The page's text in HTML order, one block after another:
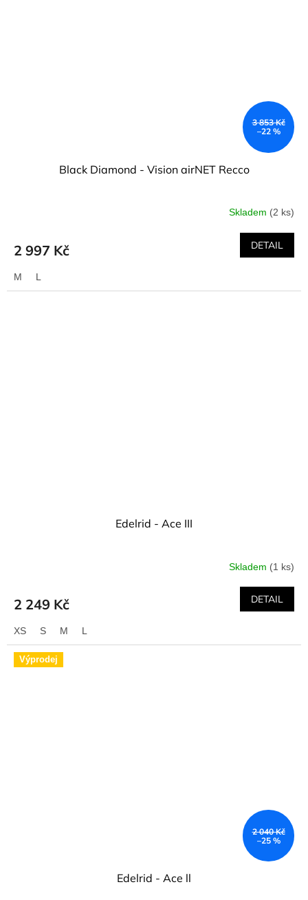
3 853 Kč
–22 %
Black Diamond - Vision airNET Recco
Skladem (2 ks)
2 997 Kč DETAIL
M L
Edelrid - Ace III
Skladem (1 ks)
2 249 Kč DETAIL
XS S M L
Výprodej
2 040 Kč
–25 %
Edelrid - Ace ll